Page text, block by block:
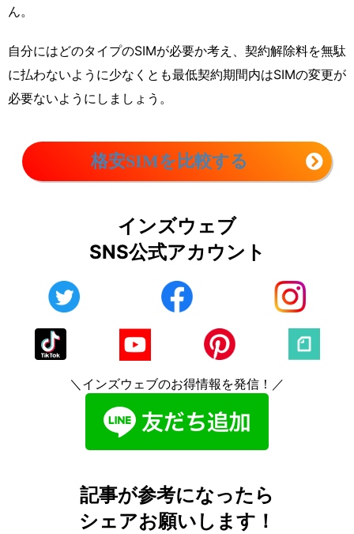
ん。
自分にはどのタイプのSIMが必要か考え、契約解除料を無駄
に払わないように少なくとも最低契約期間内はSIMの変更が
必要ないようにしましょう。
格安SIMを比較する
インズウェブ
SNS公式アカウント
＼インズウェブのお得情報を発信！／
記事が参考になったら
シェアお願いします！